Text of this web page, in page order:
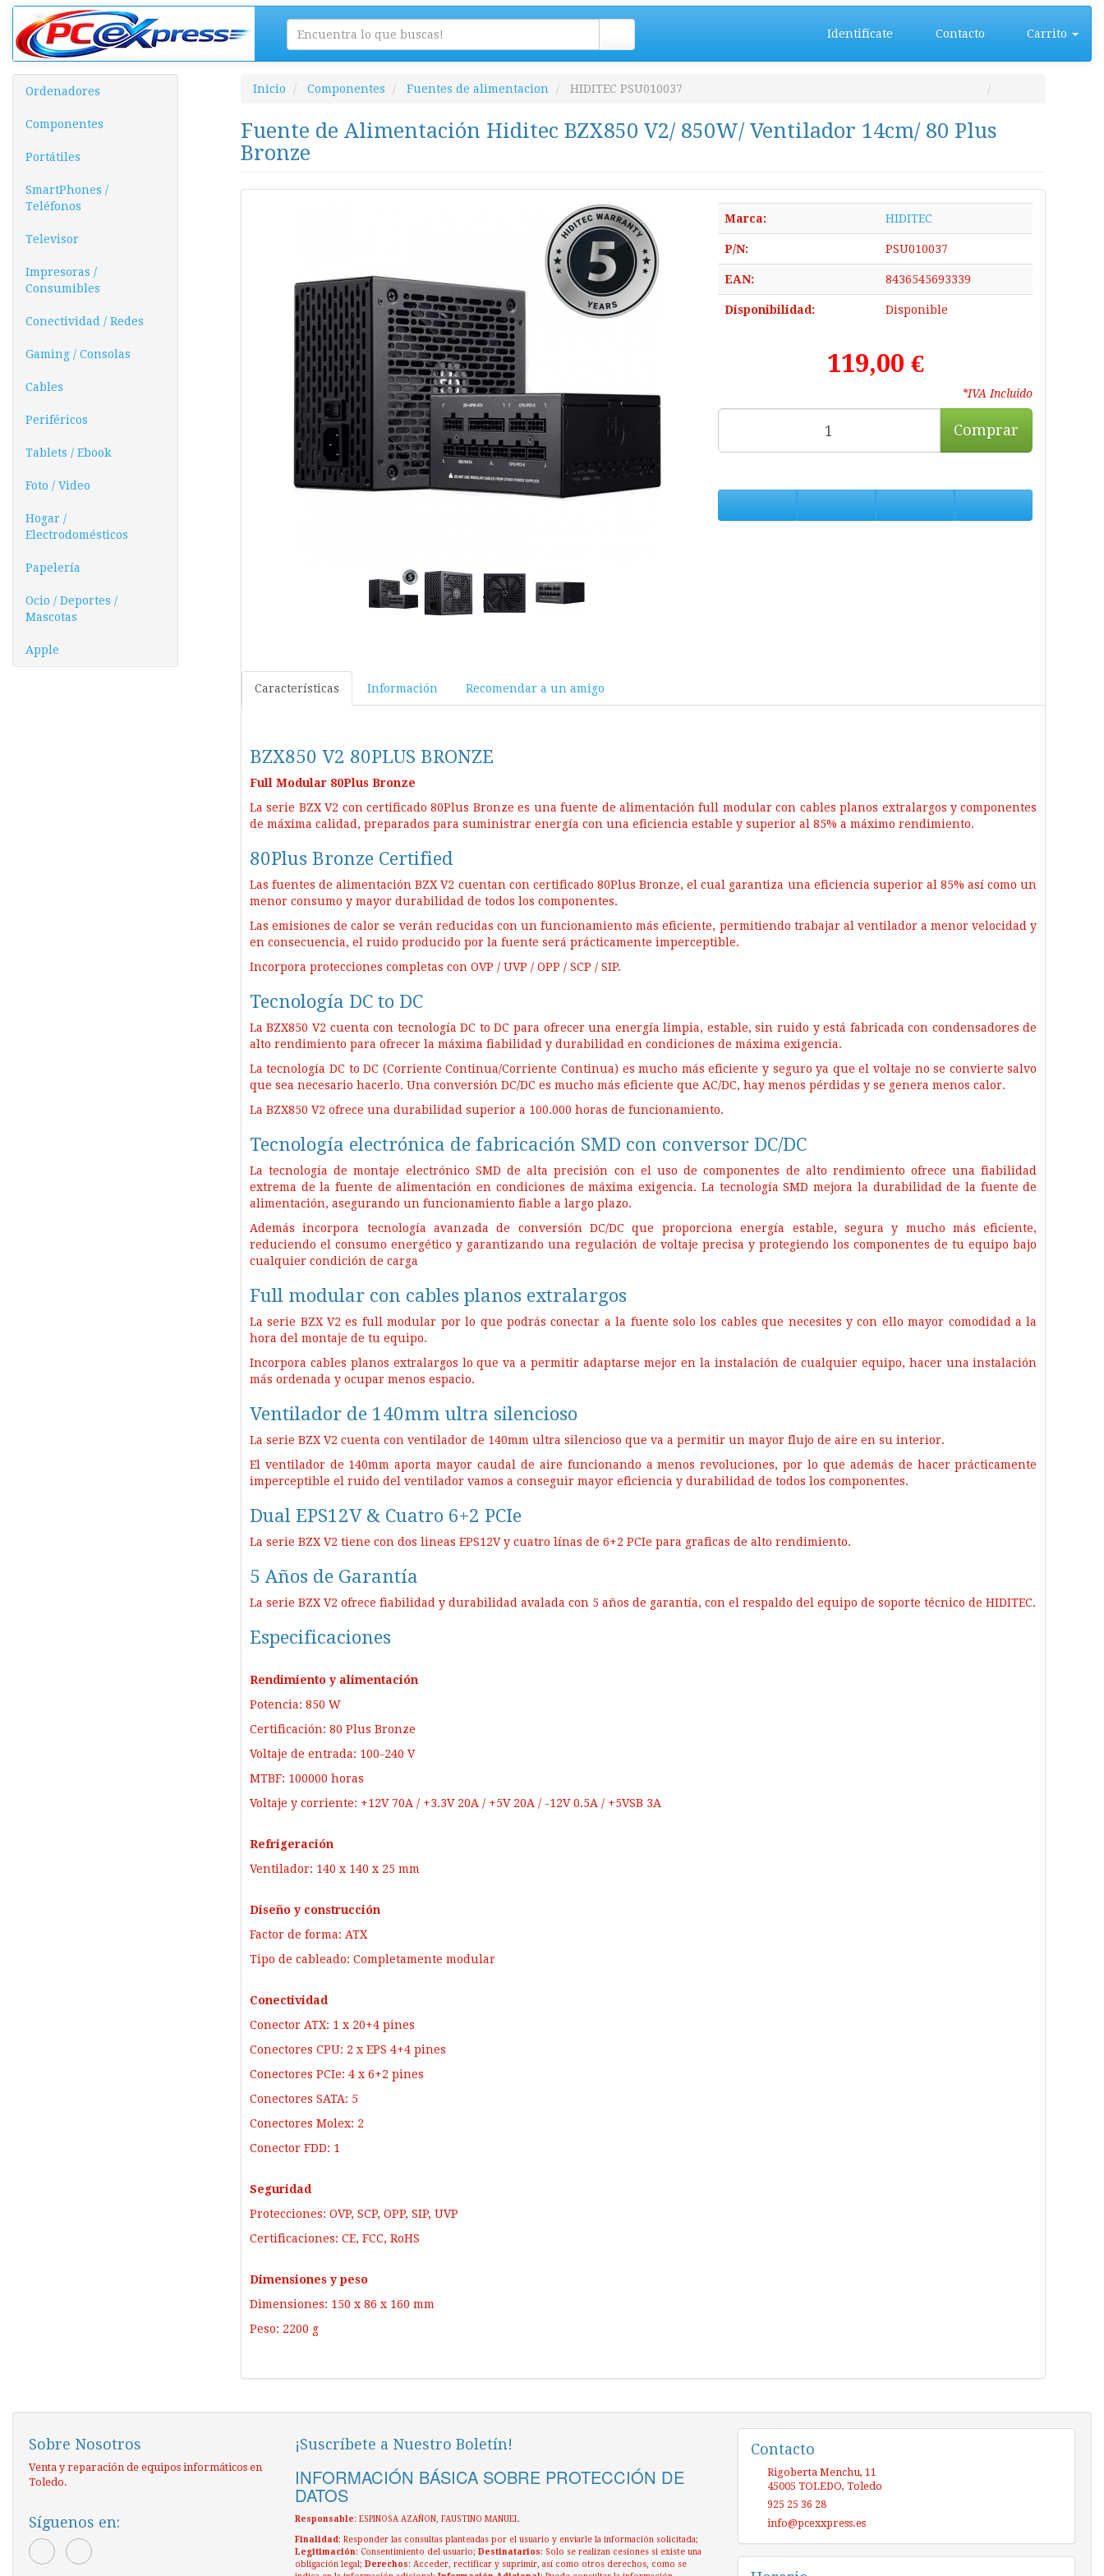
Identifícate Contacto Carrito
Ordenadores
Componentes
Portátiles
SmartPhones /
Teléfonos
Televisor
Impresoras /
Consumibles
Conectividad / Redes
Gaming / Consolas
Cables
Periféricos
Tablets / Ebook
Foto / Video
Hogar /
Electrodomésticos
Papelería
Ocio / Deportes /
Mascotas
Apple
Inicio Componentes Fuentes de alimentacion HIDITEC PSU010037
Fuente de Alimentación Hiditec BZX850 V2/ 850W/ Ventilador 14cm/ 80 Plus
Bronze
Marca: HIDITEC
P/N: PSU010037
EAN: 8436545693339
Disponibilidad: Disponible
119,00 €
*IVA Incluido
Comprar
Características Información Recomendar a un amigo
BZX850 V2 80PLUS BRONZE
Full Modular 80Plus Bronze
La serie BZX V2 con certificado 80Plus Bronze es una fuente de alimentación full modular con cables planos extralargos y componentes
de máxima calidad, preparados para suministrar energía con una eficiencia estable y superior al 85% a máximo rendimiento.
80Plus Bronze Certified
Las fuentes de alimentación BZX V2 cuentan con certificado 80Plus Bronze, el cual garantiza una eficiencia superior al 85% así como un
menor consumo y mayor durabilidad de todos los componentes.
Las emisiones de calor se verán reducidas con un funcionamiento más eficiente, permitiendo trabajar al ventilador a menor velocidad y
en consecuencia, el ruido producido por la fuente será prácticamente imperceptible.
Incorpora protecciones completas con OVP / UVP / OPP / SCP / SIP.
Tecnología DC to DC
La BZX850 V2 cuenta con tecnología DC to DC para ofrecer una energía limpia, estable, sin ruido y está fabricada con condensadores de
alto rendimiento para ofrecer la máxima fiabilidad y durabilidad en condiciones de máxima exigencia.
La tecnología DC to DC (Corriente Continua/Corriente Continua) es mucho más eficiente y seguro ya que el voltaje no se convierte salvo
que sea necesario hacerlo. Una conversión DC/DC es mucho más eficiente que AC/DC, hay menos pérdidas y se genera menos calor.
La BZX850 V2 ofrece una durabilidad superior a 100.000 horas de funcionamiento.
Tecnología electrónica de fabricación SMD con conversor DC/DC
La tecnología de montaje electrónico SMD de alta precisión con el uso de componentes de alto rendimiento ofrece una fiabilidad
extrema de la fuente de alimentación en condiciones de máxima exigencia. La tecnología SMD mejora la durabilidad de la fuente de
alimentación, asegurando un funcionamiento fiable a largo plazo.
Además incorpora tecnología avanzada de conversión DC/DC que proporciona energía estable, segura y mucho más eficiente,
reduciendo el consumo energético y garantizando una regulación de voltaje precisa y protegiendo los componentes de tu equipo bajo
cualquier condición de carga
Full modular con cables planos extralargos
La serie BZX V2 es full modular por lo que podrás conectar a la fuente solo los cables que necesites y con ello mayor comodidad a la
hora del montaje de tu equipo.
Incorpora cables planos extralargos lo que va a permitir adaptarse mejor en la instalación de cualquier equipo, hacer una instalación
más ordenada y ocupar menos espacio.
Ventilador de 140mm ultra silencioso
La serie BZX V2 cuenta con ventilador de 140mm ultra silencioso que va a permitir un mayor flujo de aire en su interior.
El ventilador de 140mm aporta mayor caudal de aire funcionando a menos revoluciones, por lo que además de hacer prácticamente
imperceptible el ruido del ventilador vamos a conseguir mayor eficiencia y durabilidad de todos los componentes.
Dual EPS12V & Cuatro 6+2 PCIe
La serie BZX V2 tiene con dos lineas EPS12V y cuatro línas de 6+2 PCIe para graficas de alto rendimiento.
5 Años de Garantía
La serie BZX V2 ofrece fiabilidad y durabilidad avalada con 5 años de garantía, con el respaldo del equipo de soporte técnico de HIDITEC.
Especificaciones
Rendimiento y alimentación
Potencia: 850 W
Certificación: 80 Plus Bronze
Voltaje de entrada: 100-240 V
MTBF: 100000 horas
Voltaje y corriente: +12V 70A / +3.3V 20A / +5V 20A / -12V 0.5A / +5VSB 3A
Refrigeración
Ventilador: 140 x 140 x 25 mm
Diseño y construcción
Factor de forma: ATX
Tipo de cableado: Completamente modular
Conectividad
Conector ATX: 1 x 20+4 pines
Conectores CPU: 2 x EPS 4+4 pines
Conectores PCIe: 4 x 6+2 pines
Conectores SATA: 5
Conectores Molex: 2
Conector FDD: 1
Seguridad
Protecciones: OVP, SCP, OPP, SIP, UVP
Certificaciones: CE, FCC, RoHS
Dimensiones y peso
Dimensiones: 150 x 86 x 160 mm
Peso: 2200 g
Sobre Nosotros
Venta y reparación de equipos informáticos en
Toledo.
Síguenos en:
¡Suscríbete a Nuestro Boletín!
INFORMACIÓN BÁSICA SOBRE PROTECCIÓN DE
DATOS
Responsable: ESPINOSA AZAÑON, FAUSTINO MANUEL
Finalidad: Responder las consultas planteadas por el usuario y enviarle la información solicitada;
Legitimación: Consentimiento del usuario; Destinatarios: Solo se realizan cesiones si existe una
obligación legal; Derechos: Acceder, rectificar y suprimir, así como otros derechos, como se
Contacto
Rigoberta Menchu, 11
45005 TOLEDO, Toledo
925 25 36 28
info@pcexxpress.es